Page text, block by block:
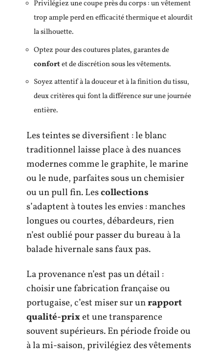
Privilégiez une coupe près du corps : un vêtement
trop ample perd en efficacité thermique et alourdit
la silhouette.
Optez pour des coutures plates, garantes de
confortet de discrétion sous les vêtements.
Soyez attentif à la douceur et à la finition du tissu,
deux critères qui font la différence sur une journée
entière.
Les teintes se diversifient : le blanc
traditionnel laisse place à des nuances
modernes comme le graphite, le marine
ou le nude, parfaites sous un chemisier
ou un pull fin. Lescollections
s’adaptent à toutes les envies : manches
longues ou courtes, débardeurs, rien
n’est oublié pour passer du bureau à la
balade hivernale sans faux pas.
La provenance n’est pas un détail :
choisir une fabrication française ou
portugaise, c’est miser sur unrapport
qualité-prixet une transparence
souvent supérieurs. En période froide ou
à la mi-saison, privilégiez des vêtements